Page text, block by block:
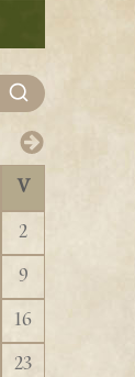
V
2
9
16
23